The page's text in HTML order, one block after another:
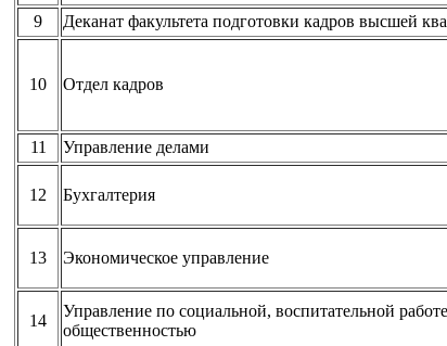
9
Деканат факультета подготовки кадров высшей
10 Отдел кадров
11
Управление делами
12 Бухгалтерия
13 Экономическое управление
14
Управление по социальной, воспитательной
общественностью